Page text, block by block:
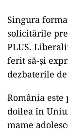
care se
6% dintre
şi care nu
şcolile aşa
profesori”,a
Educaţia
dezbateri
fost trimis la